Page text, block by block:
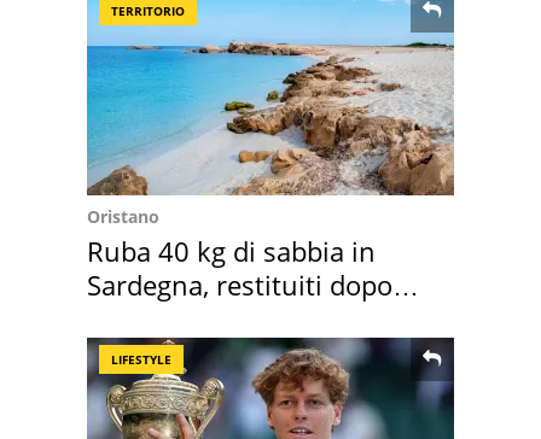
TERRITORIO
Oristano
Ruba 40 kg di sabbia in
Sardegna, restituiti dopo
LIFESTYLE